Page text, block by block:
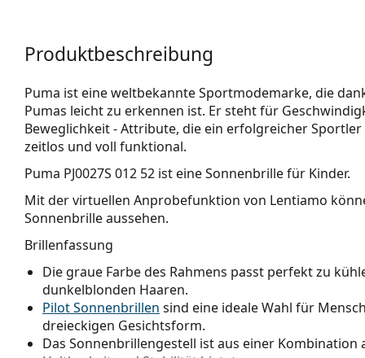
Produktbeschreibung
Puma ist eine weltbekannte Sportmodemarke, die
Pumas leicht zu erkennen ist. Er steht für
Beweglichkeit - Attribute, die ein erfolgreicher
zeitlos und voll funktional.
Puma PJ0027S 012 52 ist eine Sonnenbrille für Kinder.
Mit der virtuellen Anprobefunktion von Lentiamo
Sonnenbrille aussehen.
Brillenfassung
Die graue Farbe des Rahmens passt perfekt zu
dunkelblonden Haaren.
Pilot Sonnenbrillen sind eine ideale Wahl für
dreieckigen Gesichtsform.
Das Sonnenbrillengestell ist aus einer